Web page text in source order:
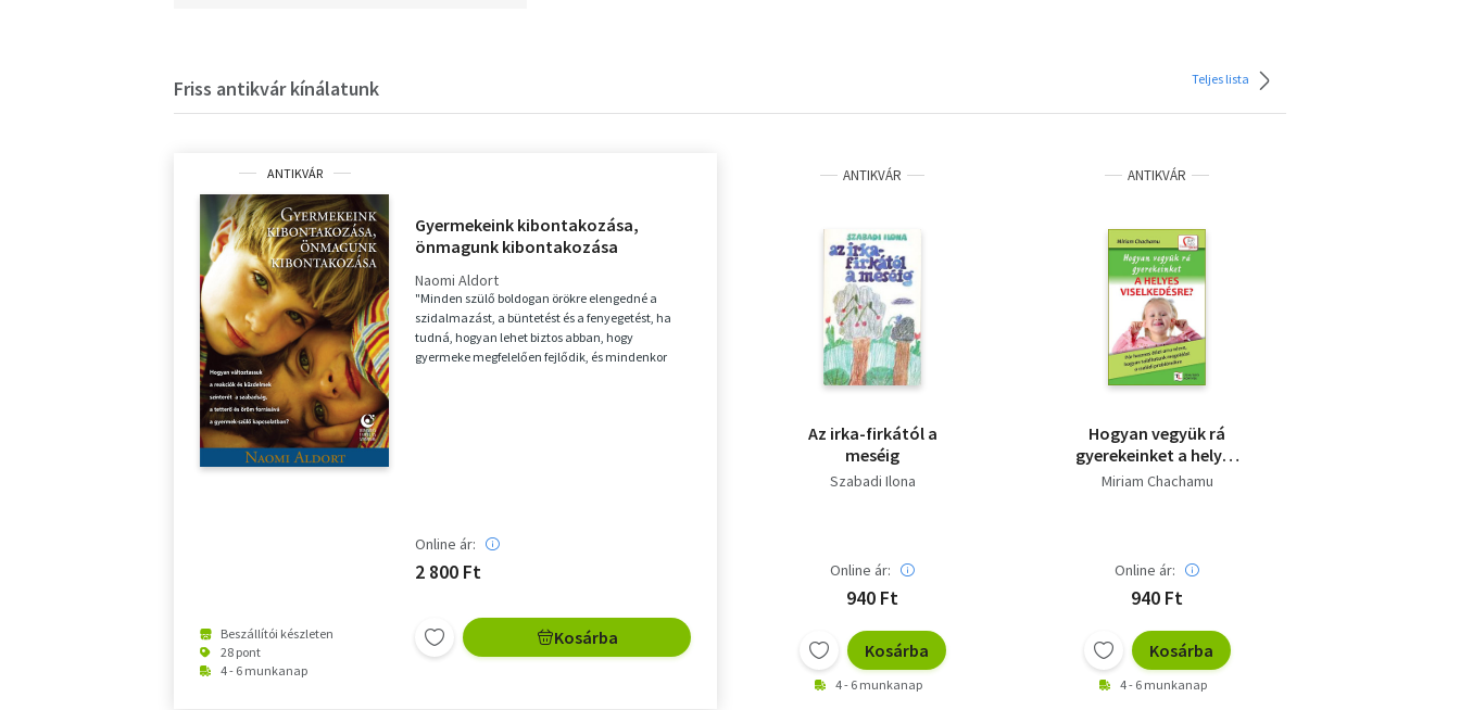
Friss antikvár kínálatunk Teljes lista
ANTIKVÁR
Beszállítói készleten
28 pont
4 - 6 munkanap
Gyermekeink kibontakozása,
önmagunk kibontakozása
Naomi Aldort
"Minden szülő boldogan örökre elengedné a
szidalmazást, a büntetést és a fenyegetést, ha
tudná, hogyan lehet biztos abban, hogy
gyermeke megfelelően fejlődik, és mindenkor
Online ár:
2 800 Ft
Kosárba
ANTIKVÁR
Az irka-firkától a
meséig
Szabadi Ilona
Online ár:
940 Ft
Kosárba
4 - 6 munkanap
ANTIKVÁR
Hogyan vegyük rá
gyerekeinket a helyes
viselkedésre?
Miriam Chachamu
Online ár:
940 Ft
Kosárba
4 - 6 munkanap